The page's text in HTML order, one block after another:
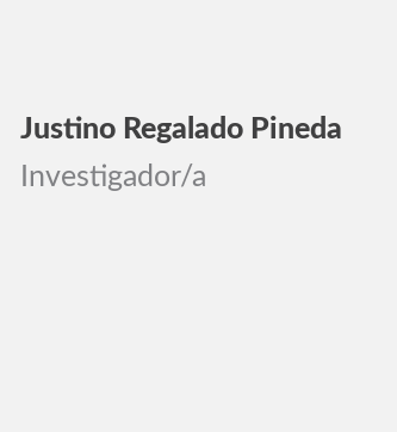
Justino Regalado Pineda
Investigador/a